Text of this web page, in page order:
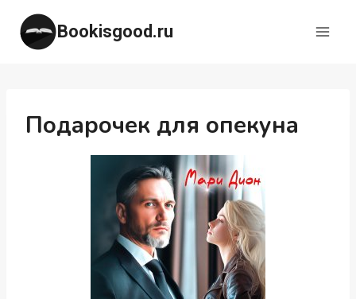
Перейти
содержимому
Bookisgood.ru
Подарочек для опекуна